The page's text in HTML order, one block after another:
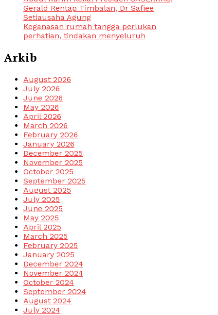
Gerald Rentap Timbalan, Dr Safiee
Setiausaha Agung
Keganasan rumah tangga perlukan
perhatian, tindakan menyeluruh
Arkib
August 2026
July 2026
June 2026
May 2026
April 2026
March 2026
February 2026
January 2026
December 2025
November 2025
October 2025
September 2025
August 2025
July 2025
June 2025
May 2025
April 2025
March 2025
February 2025
January 2025
December 2024
November 2024
October 2024
September 2024
August 2024
July 2024